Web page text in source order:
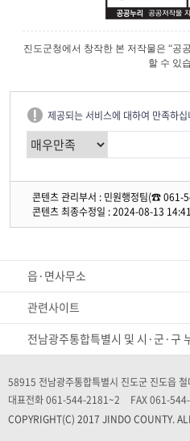
진도군청에서 창작한 본 저작물은 “공
할 수 있
제공되는 서비스에 대하여 만족하십
콘텐츠 관리부서 : 민원행정팀(☎ 061-
콘텐츠 최종수정일 : 2024-08-13 14:41
읍·면사무소
관련사이트
전남광주통합특별시 및 시·군·구
58915 전남광주통합특별시 진도군 진도읍
대표전화 061-544-2181~2
FAX 061-
COPYRIGHT(C) 2017 JINDO COUNTY.